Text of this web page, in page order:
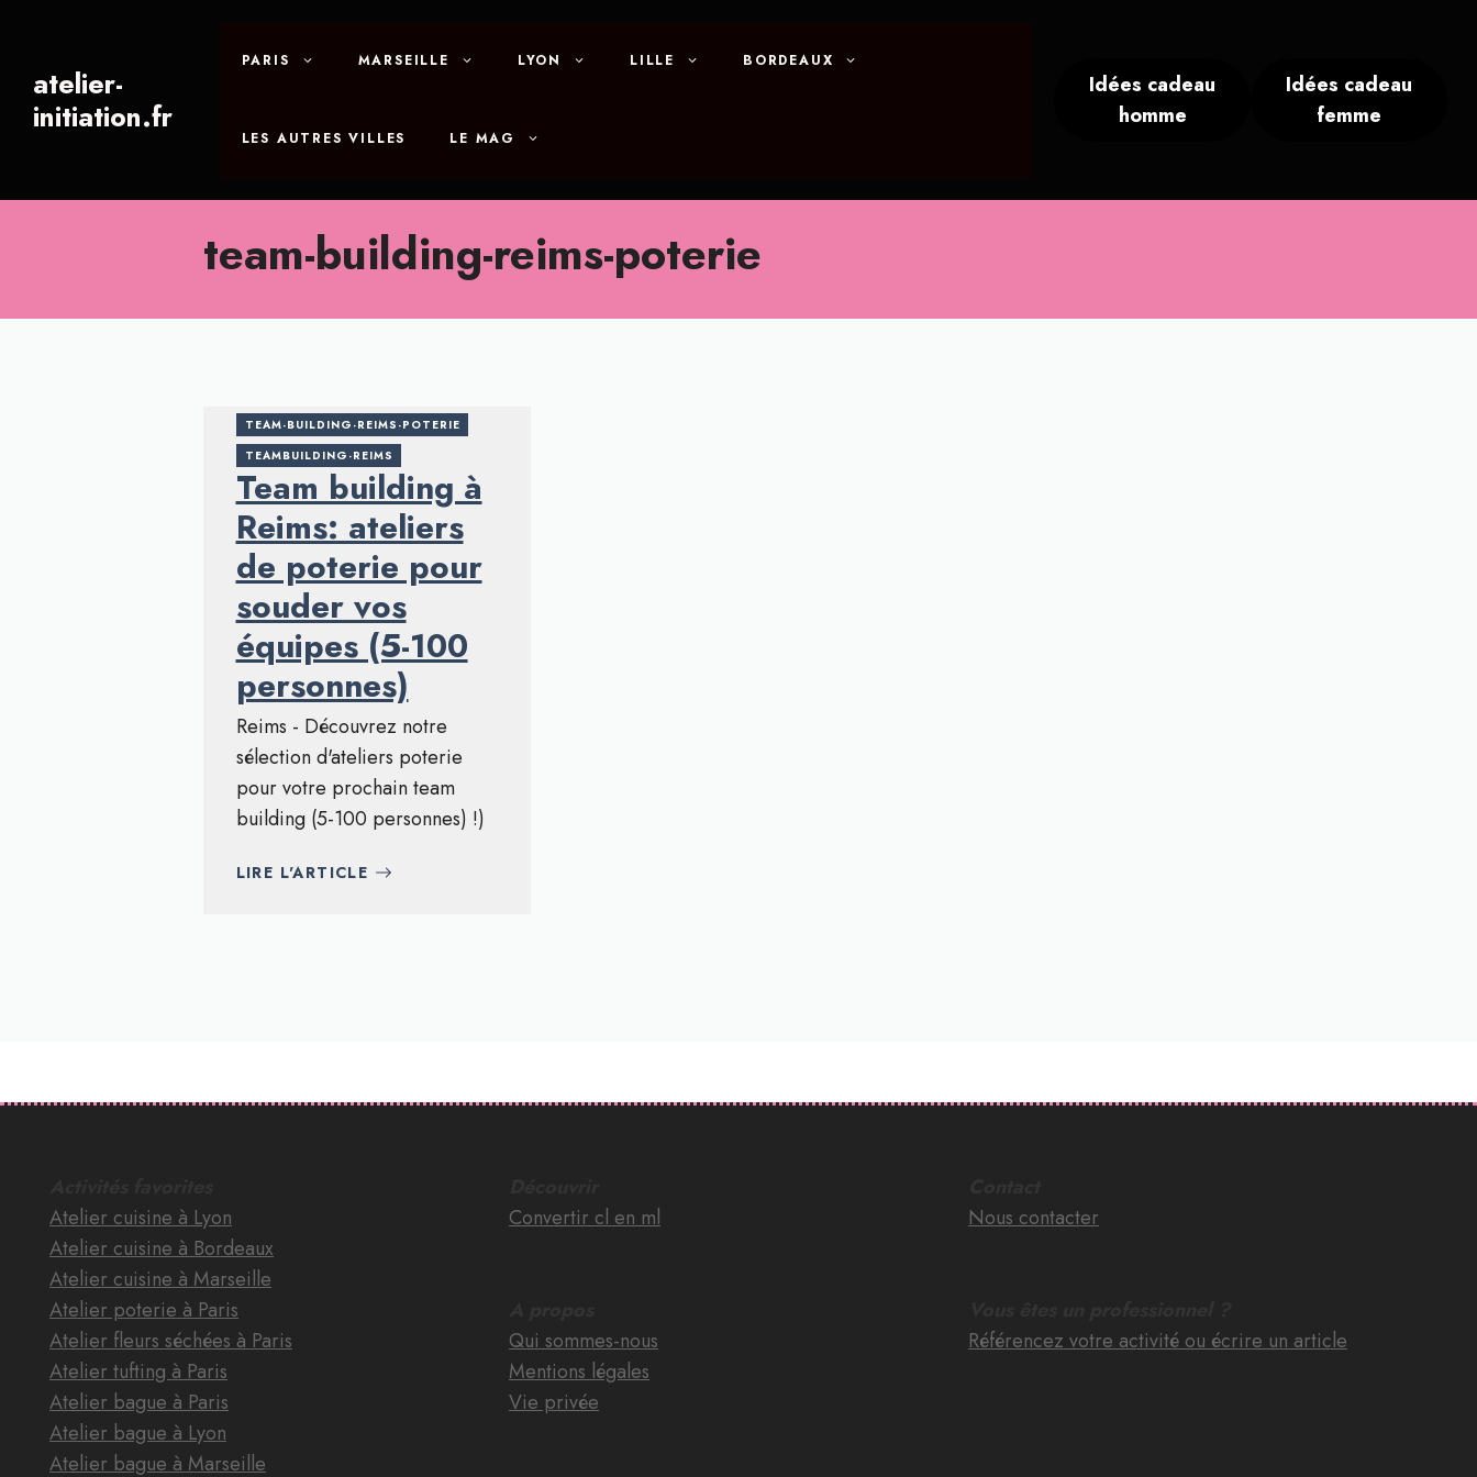
contenuatelier-
initiation.fr
PARIS MARSEILLE LYON LILLE BORDEAUX
LES AUTRES VILLES LE MAG
Idées cadeau
homme
Idées cadeau
femme
team-building-reims-poterie
TEAM-BUILDING-REIMS-POTERIE
TEAMBUILDING-REIMS
Team building à
Reims: ateliers
de poterie pour
souder vos
équipes (5-100
personnes)
Reims - Découvrez notre
sélection d'ateliers poterie
pour votre prochain team
building (5-100 personnes) !)
LIRE L'ARTICLE
Atelier cuisine à Lyon
Atelier cuisine à Bordeaux
Atelier cuisine à Marseille
Atelier poterie à Paris
Atelier fleurs séchées à Paris
Atelier tufting à Paris
Atelier bague à Paris
Atelier bague à Lyon
Atelier bague à Marseille
Convertir cl en ml
Qui sommes-nous
Mentions légales
Vie privée
Nous contacter
Référencez votre activité ou écrire un article